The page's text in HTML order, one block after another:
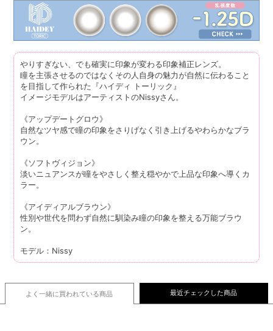
やりすぎない、でも確実に印象が変わる印象補正レンズ。
瞳を主張させるのではなくその人自身の魅力が自然に伝わること
を目指して作られた『ハイディ トーリック』
イメージモデルはアーティストのNissyさん。
《アップデートグロウ》
自然なツヤ感で瞳の印象をさりげなく引き上げるやわらかなブラ
ウン。
《ソフトヴィジョン》
淡いニュアンスが瞳をやさしく整え穏やかで上品な印象へ導くカ
ラー。
《アイディアルブラウン》
性別や世代を問わず自然に馴染み瞳の印象を整える万能ブラウ
ン。
モデル：Nissy
よく一緒に買われている商品 最近チェックした商品